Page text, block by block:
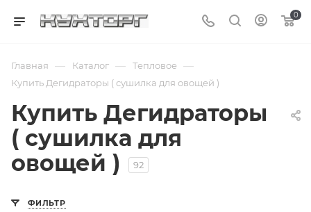
0
Главная — Каталог — Тепловое —
Купить Дегидраторы ( сушилка для овощей )
Купить Дегидраторы
( сушилка для
овощей )
92
ФИЛЬТР